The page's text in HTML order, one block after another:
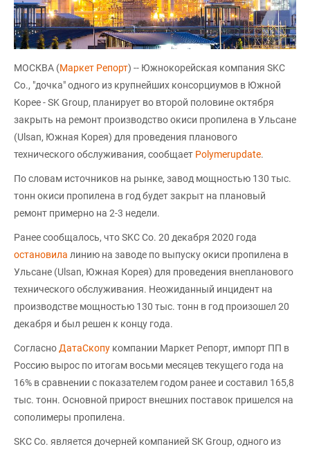
МОСКВА (Маркет Репорт) -- Южнокорейская компания SKC
Co., "дочка" одного из крупнейших консорциумов в Южной
Корее - SK Group, планирует во второй половине октября
закрыть на ремонт производство окиси пропилена в Ульсане
(Ulsan, Южная Корея) для проведения планового
технического обслуживания, сообщает Polymerupdate.
По словам источников на рынке, завод мощностью 130 тыс.
тонн окиси пропилена в год будет закрыт на плановый
ремонт примерно на 2-3 недели.
Ранее сообщалось, что SKC Co. 20 декабря 2020 года
остановила линию на заводе по выпуску окиси пропилена в
Ульсане (Ulsan, Южная Корея) для проведения внепланового
технического обслуживания. Неожиданный инцидент на
производстве мощностью 130 тыс. тонн в год произошел 20
декабря и был решен к концу года.
СогласноДатаСкопу компании Маркет Репорт, импорт ПП в
Россию вырос по итогам восьми месяцев текущего года на
16% в сравнении с показателем годом ранее и составил 165,8
тыс. тонн. Основной прирост внешних поставок пришелся на
сополимеры пропилена.
SKC Co. является дочерней компанией SK Group, одного из